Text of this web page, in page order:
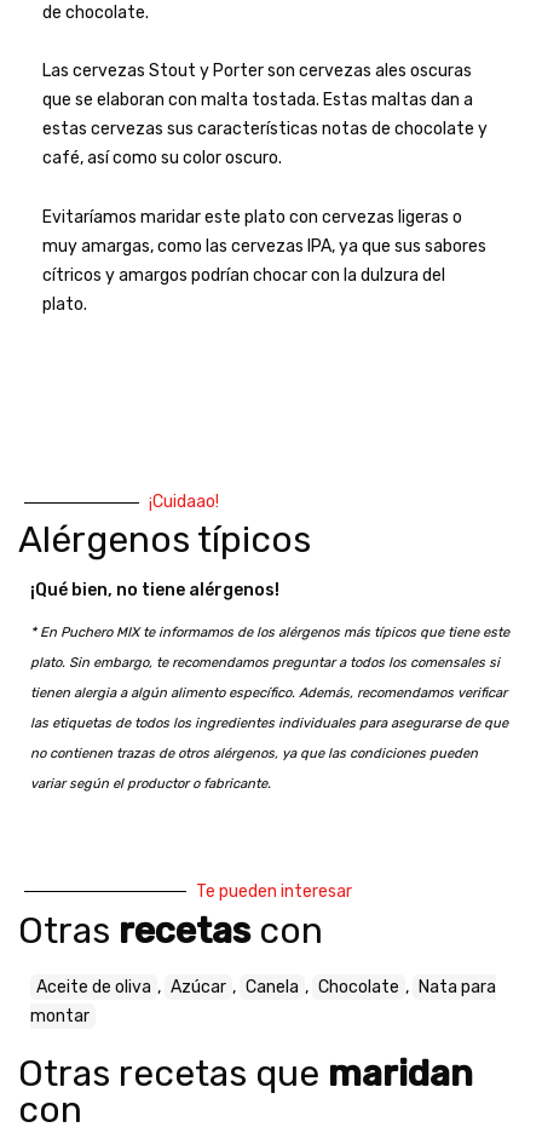
de chocolate.
Las cervezas Stout y Porter son cervezas ales oscuras
que se elaboran con malta tostada. Estas maltas dan a
estas cervezas sus características notas de chocolate y
café, así como su color oscuro.
Evitaríamos maridar este plato con cervezas ligeras o
muy amargas, como las cervezas IPA, ya que sus sabores
cítricos y amargos podrían chocar con la dulzura del
plato.
¡Cuidaao!
Alérgenos típicos
¡Qué bien, no tiene alérgenos!
* En Puchero MIX te informamos de los alérgenos más típicos que tiene este
plato. Sin embargo, te recomendamos preguntar a todos los comensales si
tienen alergia a algún alimento específico. Además, recomendamos verificar
las etiquetas de todos los ingredientes individuales para asegurarse de que
no contienen trazas de otros alérgenos, ya que las condiciones pueden
variar según el productor o fabricante.
Te pueden interesar
Otras recetascon
Aceite de oliva , Azúcar , Canela , Chocolate , Nata para
montar
Otras recetas que maridan
con